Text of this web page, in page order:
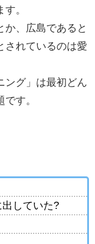
。
か、広島であると
されているのは愛
グ」は最初どん
す。
出していた?